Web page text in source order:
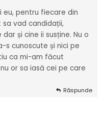
eu, pentru fiecare din
vad candidații,
și cine ii susține. Nu o
s cunoscute și nici pe
ca mi-am făcut
or sa iasă cei pe care
Răspunde